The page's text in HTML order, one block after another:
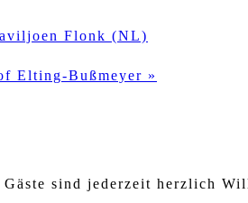
Flonk (NL)
Elting-Bußmeyer »
sind jederzeit herzlich